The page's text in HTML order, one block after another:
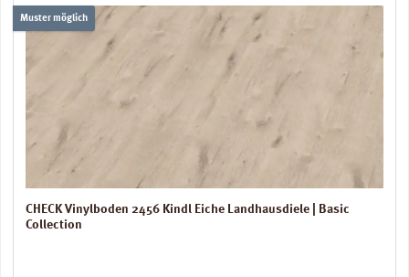
Muster möglich
CHECK Vinylboden 2456 Kindl Eiche Landhausdiele | Basic
Collection